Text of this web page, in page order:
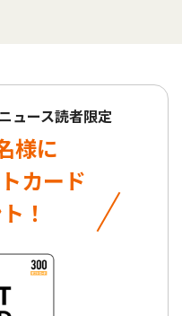
ュース読者限定
様に
カード
！